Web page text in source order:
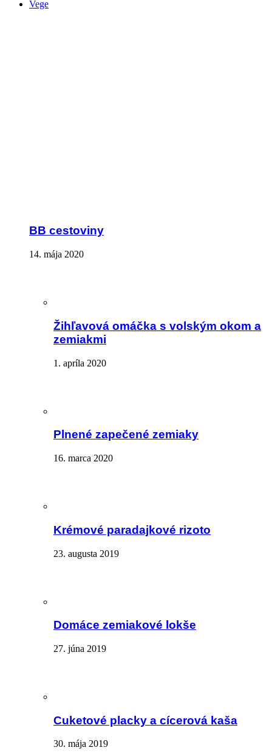
Vege
BB cestoviny
14. mája 2020
Žihľavová omáčka s volským okom a
zemiakmi
1. apríla 2020
Plnené zapečené zemiaky
16. marca 2020
Krémové paradajkové rizoto
23. augusta 2019
Domáce zemiakové lokše
27. júna 2019
Cuketové placky a cícerová kaša
30. mája 2019